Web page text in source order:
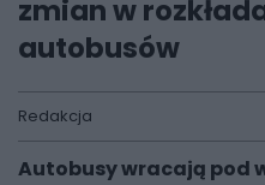
zmian w
autobusów
Redakcja
Autobusy wracają pod